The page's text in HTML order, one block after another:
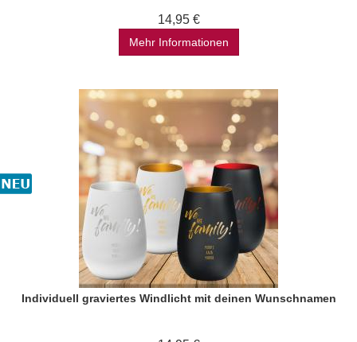
14,95 €
Mehr Informationen
Individuell graviertes Windlicht mit deinen Wunschnamen